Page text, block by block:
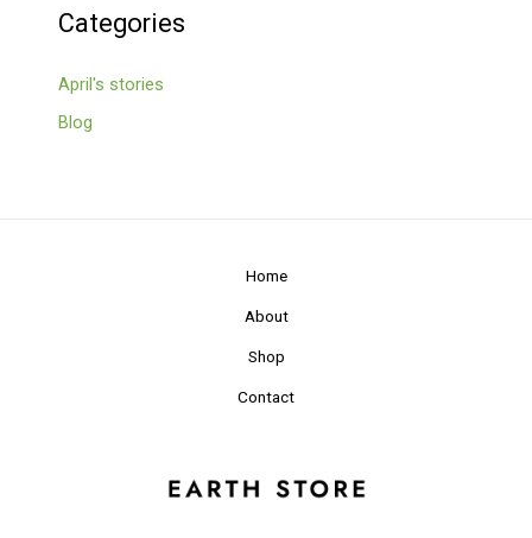
Categories
April's stories
Blog
Home
About
Shop
Contact